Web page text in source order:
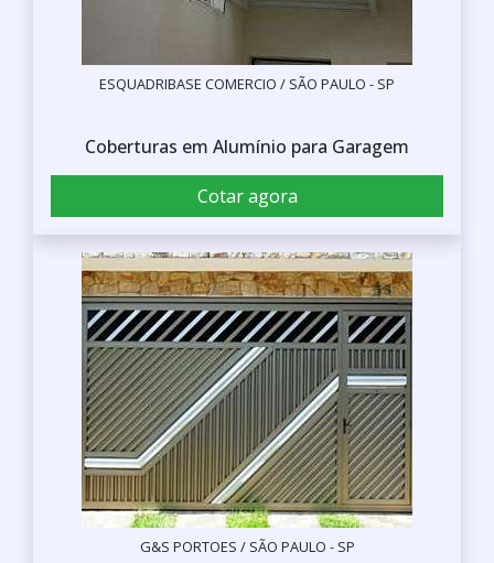
ESQUADRIBASE COMERCIO / SÃO PAULO - SP
Coberturas em Alumínio para Garagem
Cotar agora
G&S PORTOES / SÃO PAULO - SP